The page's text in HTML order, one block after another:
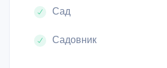
Сад
Садовник